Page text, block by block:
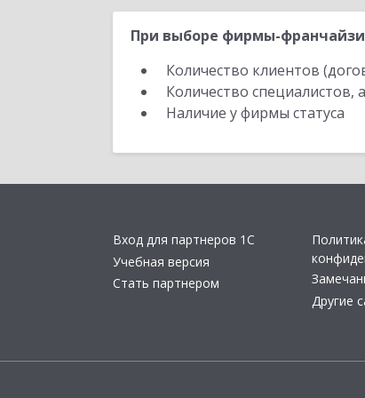
При выборе фирмы-франчайзи
Количество клиентов
Количество
Наличие у фирмы статуса
Вход для партнеров 1С
Учебная версия
Стать партнером
Другие